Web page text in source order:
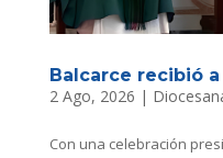
Balcarce recibió
2 Ago, 2026 |
Con una celebración